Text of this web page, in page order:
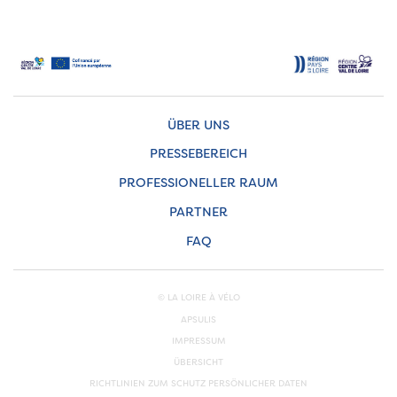
ÜBER UNS
PRESSEBEREICH
PROFESSIONELLER RAUM
PARTNER
FAQ
© LA LOIRE À VÉLO
APSULIS
IMPRESSUM
ÜBERSICHT
RICHTLINIEN ZUM SCHUTZ PERSÖNLICHER DATEN